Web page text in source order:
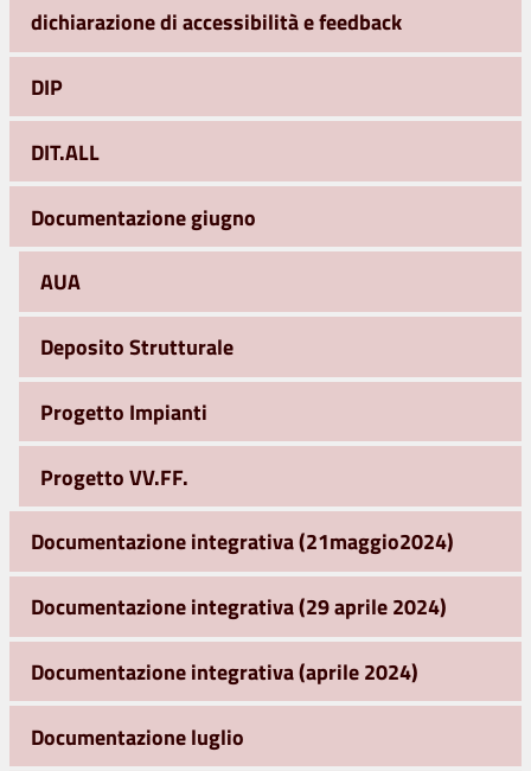
dichiarazione di accessibilità e feedback
DIP
DIT.ALL
Documentazione giugno
AUA
Deposito Strutturale
Progetto Impianti
Progetto VV.FF.
Documentazione integrativa (21maggio2024)
Documentazione integrativa (29 aprile 2024)
Documentazione integrativa (aprile 2024)
Documentazione luglio